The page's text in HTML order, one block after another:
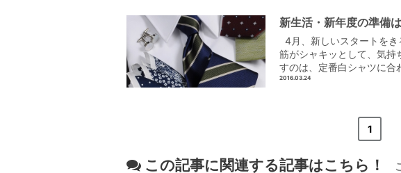
新生活・新年度の準備
4月、新しいスタートを
筋がシャキッとして、気
すのは、定番白シャツに合
2016.03.24
1
この記事に関連する記事はこちら！